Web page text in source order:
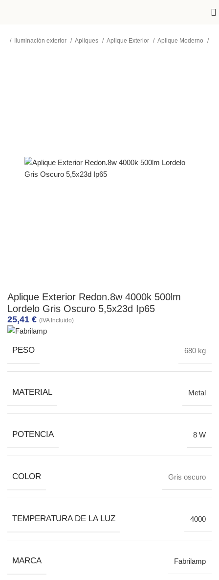
Iluminación exterior Apliques Aplique Exterior Aplique Moderno
Aplique Exterior Redon.8w 4000k 500lm
Lordelo Gris Oscuro 5,5x23d Ip65
25,41 € (IVA Incluido)
PESO 680 kg
MATERIAL Metal
POTENCIA 8 W
COLOR Gris oscuro
TEMPERATURA DE LA LUZ 4000
MARCA Fabrilamp